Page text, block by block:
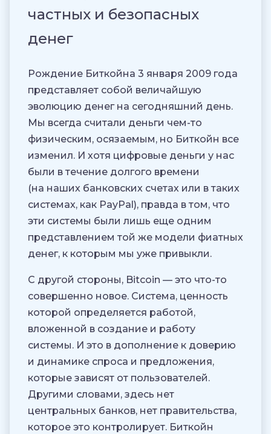
частных и безопасных
денег
Рождение Биткойна 3 января 2009 года
представляет собой величайшую
эволюцию денег на сегодняшний день.
Мы всегда считали деньги чем-то
физическим, осязаемым, но Биткойн все
изменил. И хотя цифровые деньги у нас
были в течение долгого времени
(на наших банковских счетах или в таких
системах, как PayPal), правда в том, что
эти системы были лишь еще одним
представлением той же модели фиатных
денег, к которым мы уже привыкли.
С другой стороны, Bitcoin — это что-то
совершенно новое. Система, ценность
которой определяется работой,
вложенной в создание и работу
системы. И это в дополнение к доверию
и динамике спроса и предложения,
которые зависят от пользователей.
Другими словами, здесь нет
центральных банков, нет правительства,
которое это контролирует. Биткойн